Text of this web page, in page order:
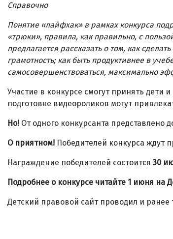
Справочно
Понятие «лайфхак» в рамках конкурса
«трюки», правила, как правильно, с
предлагается рассказать о том, как
грамотность; как быть продуктивнее в
самосовершенствоваться, максимально
Участие в конкурсе смогут принять дети
подготовке видеороликов могут
Но! От одного конкурсанта представлено
О приятном! Победителей конкурса ждут
Награждение победителей состоится 30
Подробнее о конкурсе читайте 1 июня на
Детский правовой сайт проводил и